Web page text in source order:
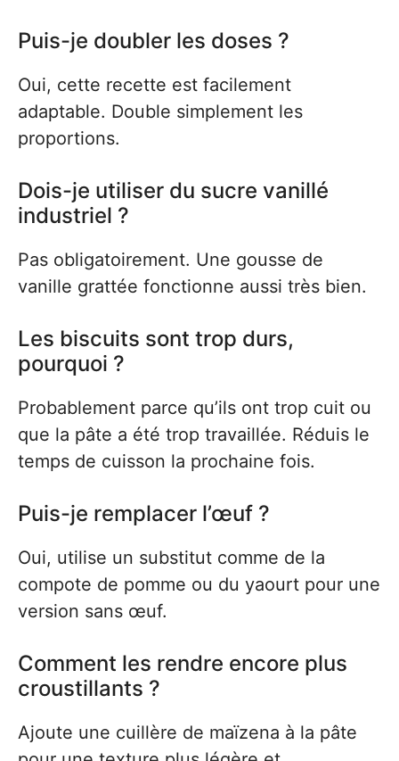
Puis-je doubler les doses ?
Oui, cette recette est facilement
adaptable. Double simplement les
proportions.
Dois-je utiliser du sucre vanillé
industriel ?
Pas obligatoirement. Une gousse de
vanille grattée fonctionne aussi très bien.
Les biscuits sont trop durs,
pourquoi ?
Probablement parce qu’ils ont trop cuit ou
que la pâte a été trop travaillée. Réduis le
temps de cuisson la prochaine fois.
Puis-je remplacer l’œuf ?
Oui, utilise un substitut comme de la
compote de pomme ou du yaourt pour une
version sans œuf.
Comment les rendre encore plus
croustillants ?
Ajoute une cuillère de maïzena à la pâte